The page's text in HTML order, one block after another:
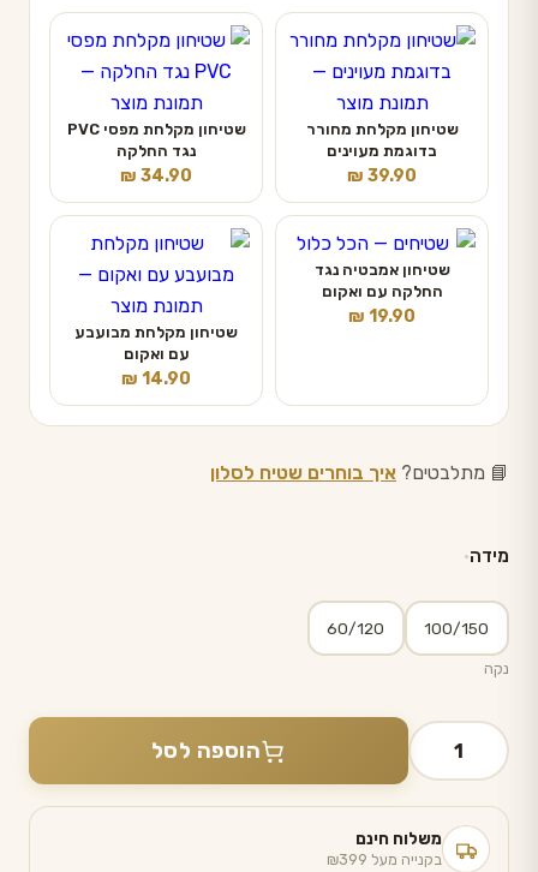
שטיחון מקלחת מחורר
בדוגמת מעוינים
₪ 39.90
שטיחון מקלחת מפסי PVC
נגד החלקה
₪ 34.90
שטיחון אמבטיה נגד
החלקה עם ואקום
₪ 19.90
שטיחון מקלחת מבועבע
עם ואקום
₪ 14.90
📘 מתלבטים? איך בוחרים שטיח לסלון
מידה
נקה
100/150
60/120
כמות
של
מעוצב
לחדר
הוספה לסל
משלוח חינם
בקנייה מעל ₪399